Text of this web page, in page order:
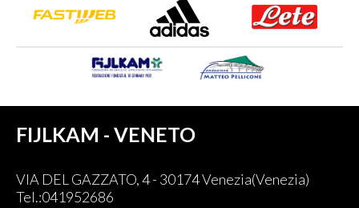
FIJLKAM - VENETO
VIA DEL GAZZATO, 4 - 30174 Venezia(Venezia)
Tel.:041952686